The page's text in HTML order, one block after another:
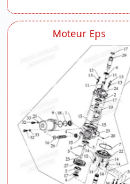
Moteur Eps